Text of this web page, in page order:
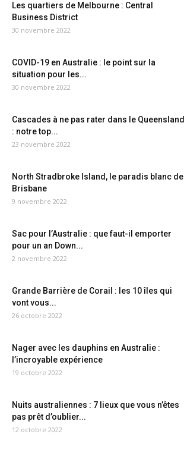
Les quartiers de Melbourne : Central
Business District
30 novembre 2022
COVID-19 en Australie : le point sur la
situation pour les...
30 novembre 2022
Cascades à ne pas rater dans le Queensland
: notre top...
23 novembre 2022
North Stradbroke Island, le paradis blanc de
Brisbane
9 novembre 2022
Sac pour l’Australie : que faut-il emporter
pour un an Down...
2 novembre 2022
Grande Barrière de Corail : les 10 îles qui
vont vous...
26 octobre 2022
Nager avec les dauphins en Australie :
l’incroyable expérience
19 octobre 2022
Nuits australiennes : 7 lieux que vous n’êtes
pas prêt d’oublier...
12 octobre 2022